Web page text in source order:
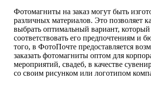
Фотомагниты на заказ могут быть
различных материалов. Это позволяет
выбрать оптимальный вариант, который
соответствовать его предпочтениям и
того, в ФотоПочте предоставляется
заказать фотомагниты оптом для
мероприятий, свадеб, в качестве
со своим рисунком или логотипом